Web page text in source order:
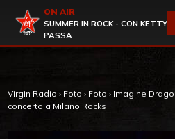
Virgin Radio
ON AIR
SUMMER IN ROCK - CON KETTY
PASSA
Virgin Radio › Foto › Foto › Imagine
concerto a Milano Rocks